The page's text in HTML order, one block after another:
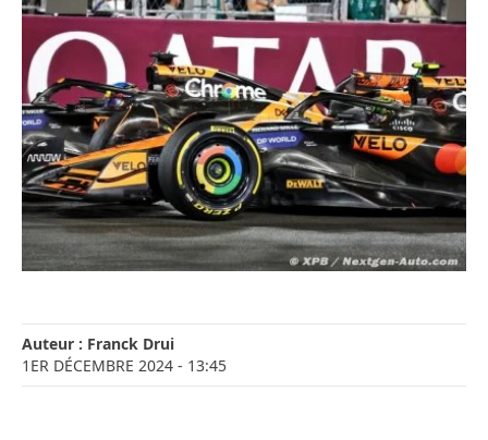
Auteur : Franck Drui
1ER DÉCEMBRE 2024 - 13:45